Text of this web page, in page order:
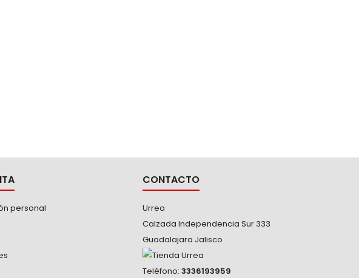
personal
CONTACTO
Urrea
Calzada Independencia Sur 333
Guadalajara Jalisco
Teléfono: 3336193959